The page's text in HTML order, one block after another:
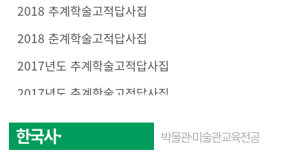
2018 추계학술고적답사집
2018 춘계학술고적답사집
2017년도 추계학술고적답사집
2017년도 춘계학술고적답사집
한국사·
박물관·미술관교육전공